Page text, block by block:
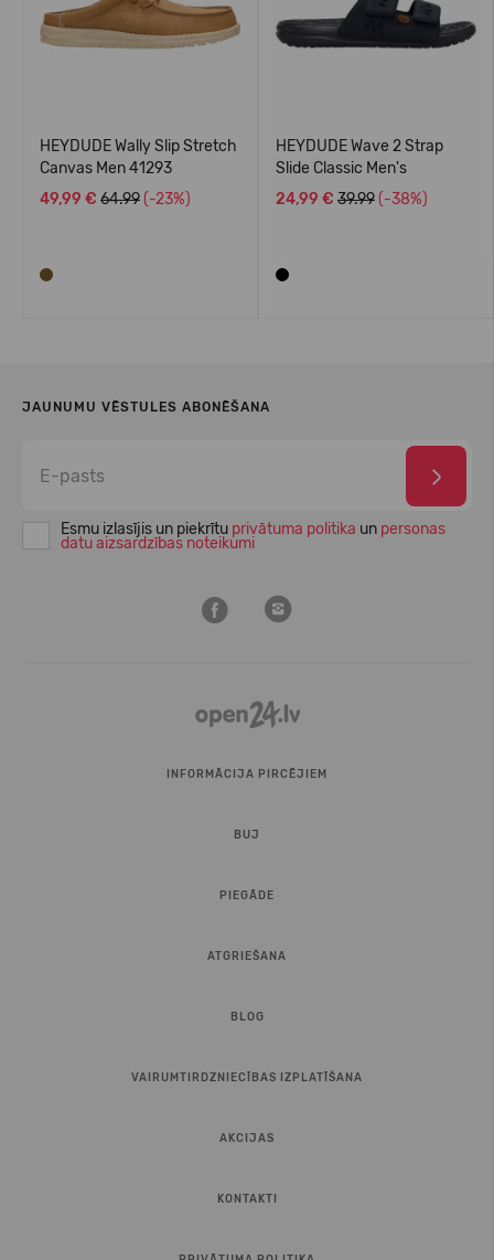
HEYDUDE Wally Slip Stretch
Canvas Men 41293
49,99 € 64.99 (-23%)
HEYDUDE Wave 2 Strap
Slide Classic Men's
24,99 € 39.99 (-38%)
JAUNUMU VĒSTULES ABONĒŠANA
Esmu izlasījis un piekrītu privātuma politika un personas
datu aizsardzības noteikumi
INFORMĀCIJA PIRCĒJIEM
BUJ
PIEGĀDE
ATGRIEŠANA
BLOG
VAIRUMTIRDZNIECĪBAS IZPLATĪŠANA
AKCIJAS
KONTAKTI